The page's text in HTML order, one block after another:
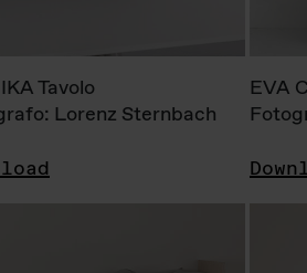
Tavolo
Lorenz Sternbach
EVA